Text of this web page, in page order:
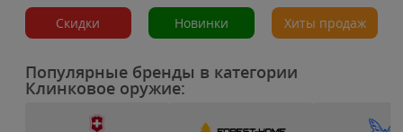
Скидки Новинки Хиты продаж
Популярные бренды в категории
Клинковое оружие: